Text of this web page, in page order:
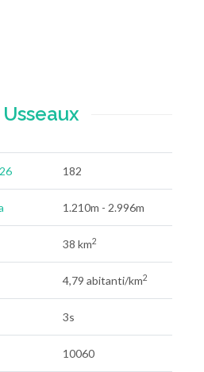
Usseaux
182
1.210m - 2.996m
38 km2
4,79 abitanti/km2
3s
10060